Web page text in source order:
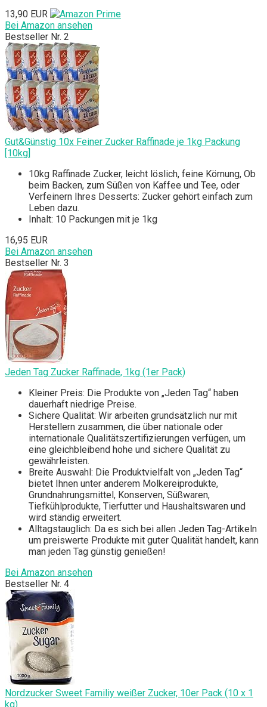
13,90 EUR
Bei Amazon ansehen
Bestseller Nr. 2
Gut&Günstig 10x Feiner Zucker Raffinade je 1kg Packung
[10kg]
10kg Raffinade Zucker, leicht löslich, feine Körnung, Ob
beim Backen, zum Süßen von Kaffee und Tee, oder
Verfeinern Ihres Desserts: Zucker gehört einfach zum
Leben dazu.
Inhalt: 10 Packungen mit je 1kg
16,95 EUR
Bei Amazon ansehen
Bestseller Nr. 3
Jeden Tag Zucker Raffinade, 1kg (1er Pack)
Kleiner Preis: Die Produkte von „Jeden Tag“ haben
dauerhaft niedrige Preise.
Sichere Qualität: Wir arbeiten grundsätzlich nur mit
Herstellern zusammen, die über nationale oder
internationale Qualitätszertifizierungen verfügen, um
eine gleichbleibend hohe und sichere Qualität zu
gewährleisten.
Breite Auswahl: Die Produktvielfalt von „Jeden Tag“
bietet Ihnen unter anderem Molkereiprodukte,
Grundnahrungsmittel, Konserven, Süßwaren,
Tiefkühlprodukte, Tierfutter und Haushaltswaren und
wird ständig erweitert.
Alltagstauglich: Da es sich bei allen Jeden Tag-Artikeln
um preiswerte Produkte mit guter Qualität handelt, kann
man jeden Tag günstig genießen!
Bei Amazon ansehen
Bestseller Nr. 4
Nordzucker Sweet Familiy weißer Zucker, 10er Pack (10 x 1
kg)